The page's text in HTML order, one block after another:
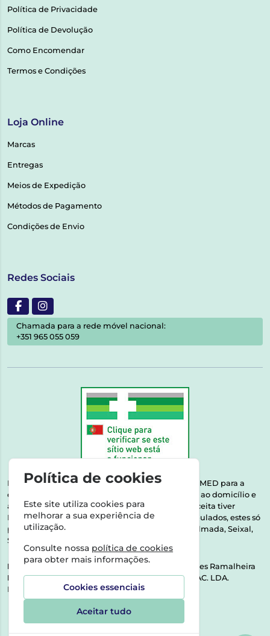
Política de Privacidade
Política de Devolução
Como Encomendar
Termos e Condições
Loja Online
Marcas
Entregas
Meios de Expedição
Métodos de Pagamento
Condições de Envio
Redes Sociais
Chamada para a rede móvel nacional:
+351 965 055 059
Esta farmácia encontra-se autorizada pelo INFARMED para a
dispensa de medicamentos e produtos de saúde ao domicílio e
através da internet. Medicamentos | Se na sua receita tiver
MSRM, MNSRM, MSRMV ou Medicamentos Manipulados, estes só
podem ser entregues nos seguintes concelhos: Almada, Seixal,
Sesimbra, Oeiras e Lisboa.
Direção Técnica:
Dra. Raquel Alexandra Fernandes Ramalheira
NIPC:513064133 | ASPAS E NÚMEROS SOC. FARMAC. LDA.
Rua dos Castanheiros 5 AB Feijó2810-036 Almada
Política de cookies
Este site utiliza cookies para
melhorar a sua experiência de
utilização.
Consulte nossa política de cookies
para obter mais informações.
Cookies essenciais
Aceitar tudo